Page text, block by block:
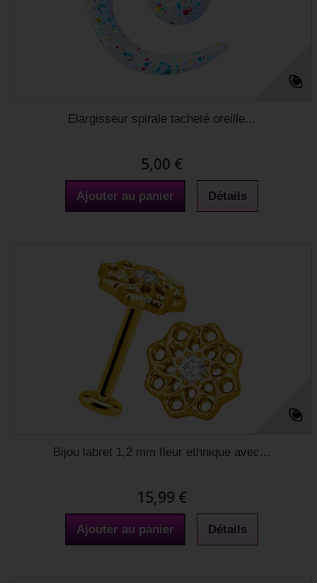
Elargisseur spirale tacheté oreille...
5,00 €
Ajouter au panier Détails
Bijou labret 1,2 mm fleur ethnique avec...
15,99 €
Ajouter au panier Détails